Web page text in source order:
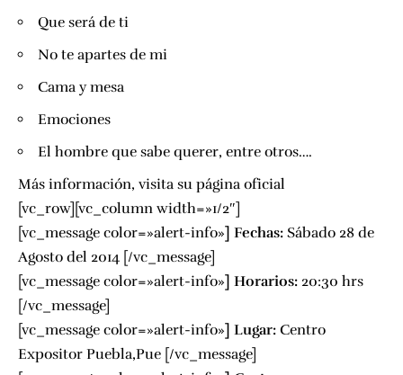
Que será de ti
No te apartes de mi
Cama y mesa
Emociones
El hombre que sabe querer, entre otros….
Más información, visita su página oficial
[vc_row][vc_column width=»1/2″]
[vc_message color=»alert-info»] Fechas: Sábado 28 de
Agosto del 2014 [/vc_message]
[vc_message color=»alert-info»] Horarios: 20:30 hrs
[/vc_message]
[vc_message color=»alert-info»] Lugar: Centro
Expositor Puebla,Pue [/vc_message]